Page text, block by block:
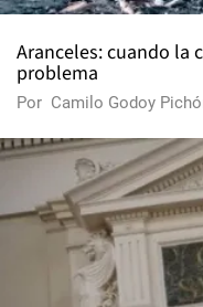
Aranceles: cuando la
problema
Por Camilo Godoy